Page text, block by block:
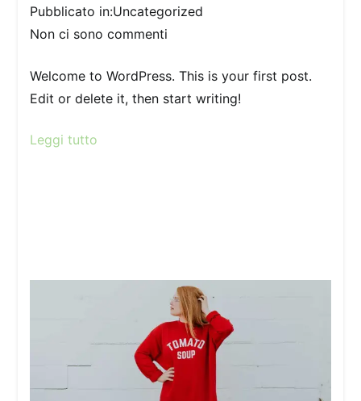
Pubblicato in:Uncategorized
Non ci sono commenti
world!
Welcome to WordPress. This is your first post.
Edit or delete it, then start writing!
Leggi tutto